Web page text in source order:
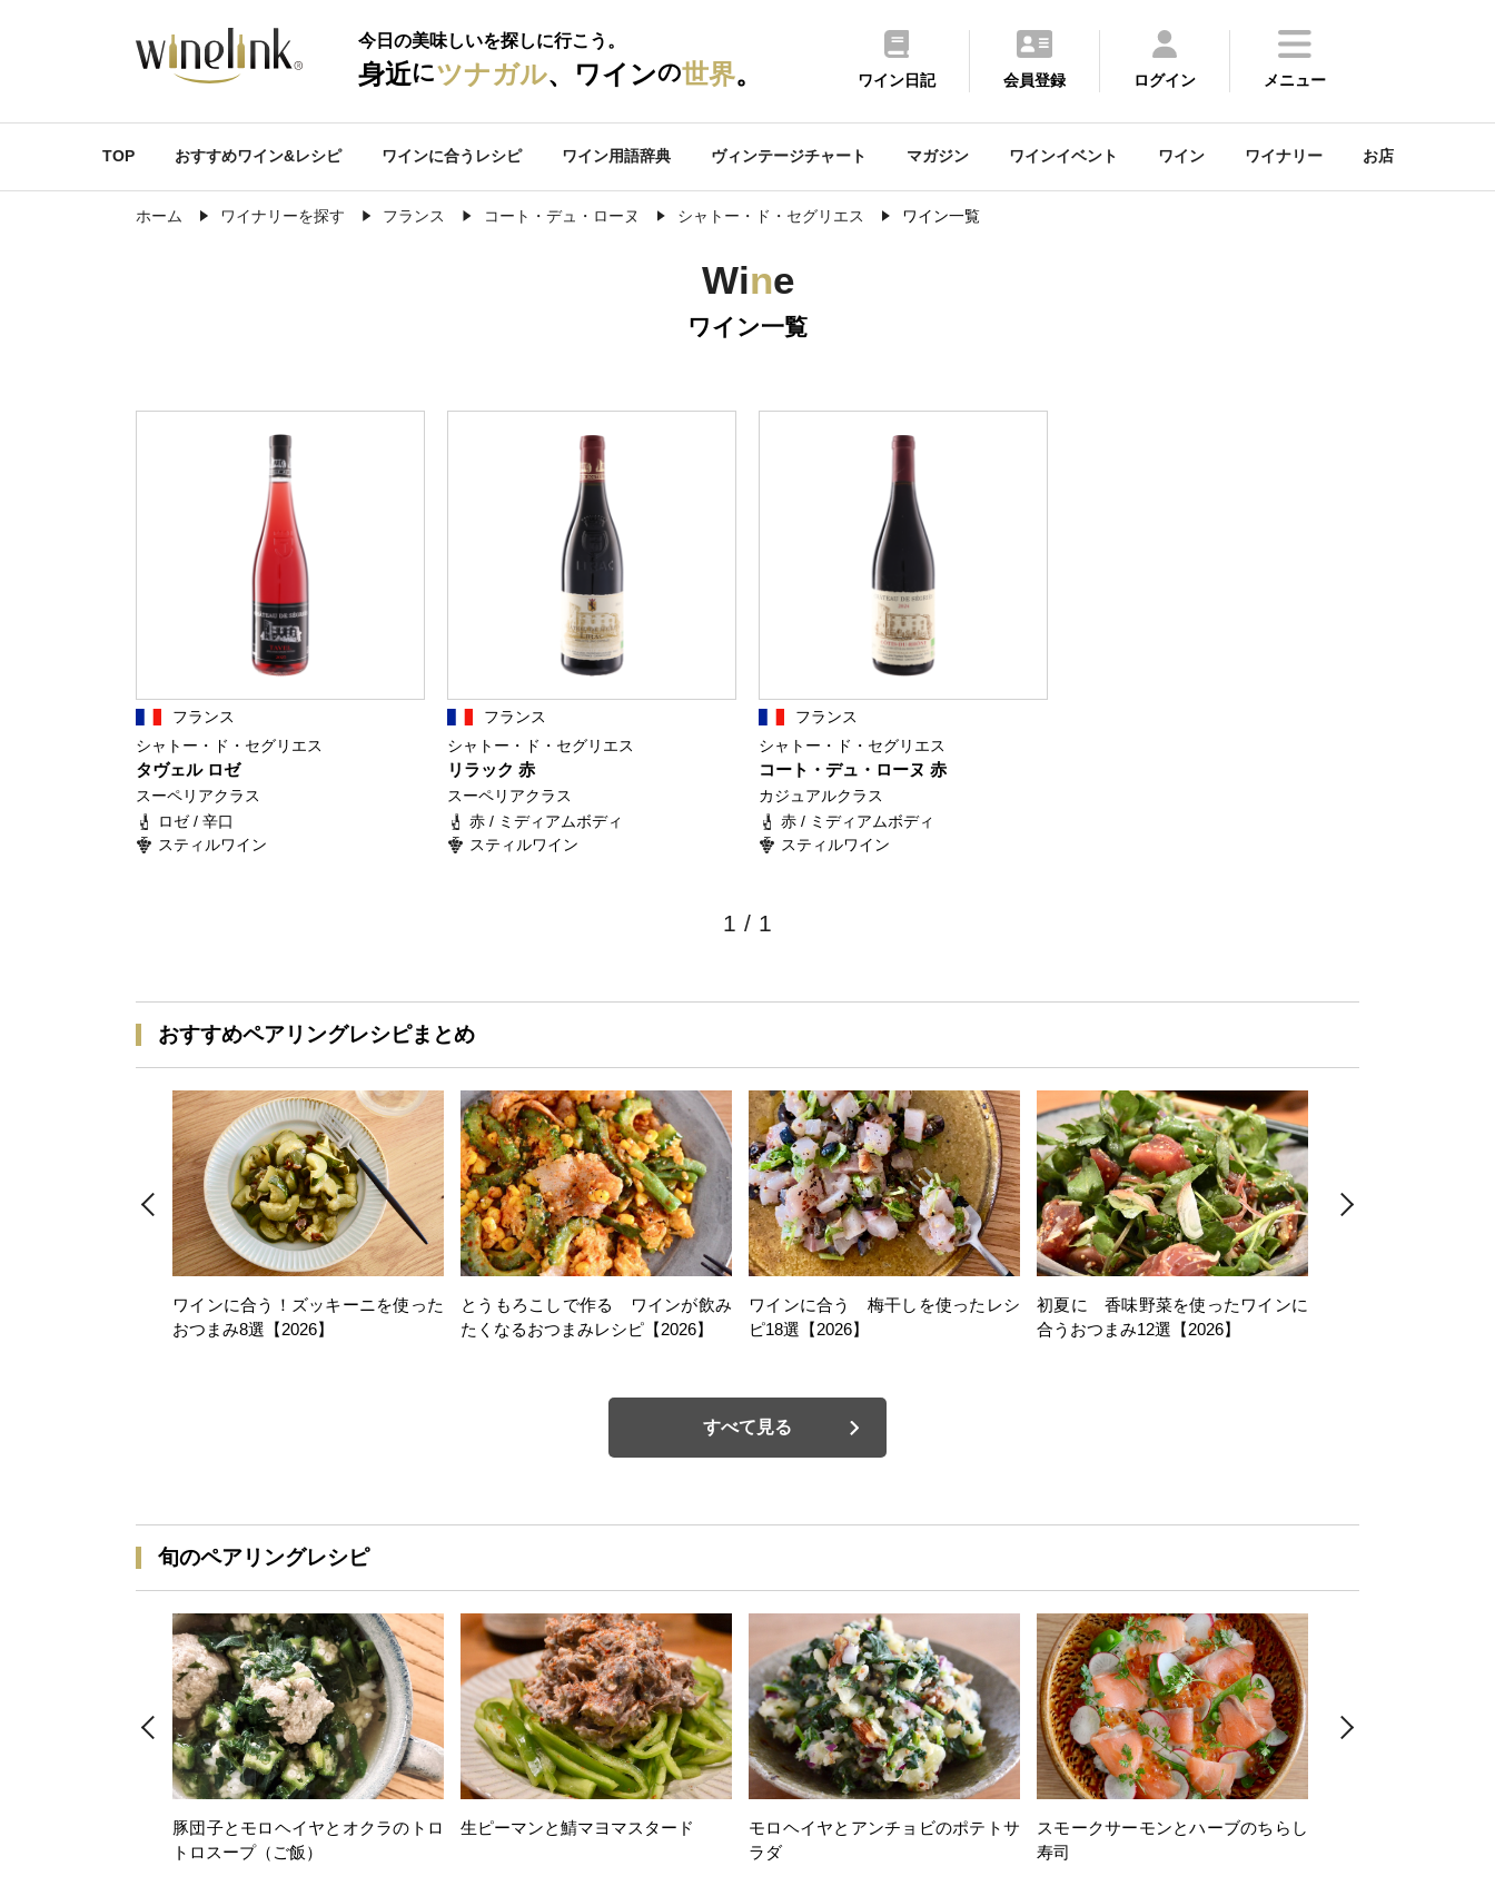
今日の美味しいを探しに行こう。
身近にツナガル、ワインの世界。 ワイン日記 会員登録 ログイン メニュー
TOP おすすめワイン&レシピ ワインに合うレシピ ワイン用語辞典 ヴィンテージチャート マガジン ワインイベント ワイン ワイナリー お店
ホーム ワイナリーを探す フランス コート・デュ・ローヌ シャトー・ド・セグリエス ワイン一覧
Wine
ワイン一覧
フランス
シャトー・ド・セグリエス
タヴェル ロゼ
スーペリアクラス
ロゼ / 辛口
スティルワイン
フランス
シャトー・ド・セグリエス
リラック 赤
スーペリアクラス
赤 / ミディアムボディ
スティルワイン
フランス
シャトー・ド・セグリエス
コート・デュ・ローヌ 赤
カジュアルクラス
赤 / ミディアムボディ
スティルワイン
1 / 1
おすすめペアリングレシピまとめ
ワインに合う！ズッキーニを使った
おつまみ8選【2026】
とうもろこしで作る ワインが飲み
たくなるおつまみレシピ【2026】
ワインに合う 梅干しを使ったレシ
ピ18選【2026】
初夏に 香味野菜を使ったワインに
合うおつまみ12選【2026】
すべて見る
旬のペアリングレシピ
豚団子とモロヘイヤとオクラのトロ
トロスープ（ご飯）
生ピーマンと鯖マヨマスタード
モロヘイヤとアンチョビのポテトサ
ラダ
スモークサーモンとハーブのちらし
寿司